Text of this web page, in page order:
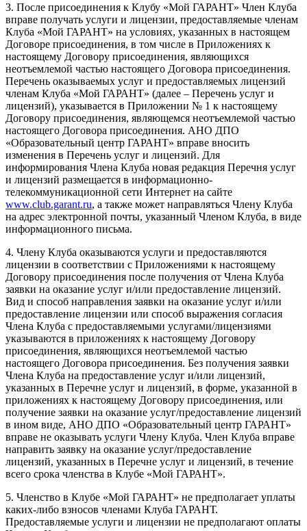
3. После присоединения к Клубу «Мой ГАРАНТ» Член Клуба
вправе получать услуги и лицензии, предоставляемые членам
Клуба «Мой ГАРАНТ» на условиях, указанных в настоящем
Договоре присоединения, в том числе в Приложениях к
настоящему Договору присоединения, являющихся
неотъемлемой частью настоящего Договора присоединения.
Перечень оказываемых услуг и предоставляемых лицензий
членам Клуба «Мой ГАРАНТ» (далее – Перечень услуг и
лицензий), указывается в Приложении № 1 к настоящему
Договору присоединения, являющемся неотъемлемой частью
настоящего Договора присоединения. АНО ДПО
«Образовательный центр ГАРАНТ» вправе вносить
изменения в Перечень услуг и лицензий. Для
информирования Члена Клуба новая редакция Перечня услуг
и лицензий размещается в информационно-
телекоммуникационной сети Интернет на сайте
www.club.garant.ru, а также может направляться Члену Клуба
на адрес электронной почты, указанный Членом Клуба, в виде
информационного письма.
4. Члену Клуба оказываются услуги и предоставляются
лицензии в соответствии с Приложениями к настоящему
Договору присоединения после получения от Члена Клуба
заявки на оказание услуг и/или предоставление лицензий.
Вид и способ направления заявки на оказание услуг и/или
предоставление лицензии или способ выражения согласия
Члена Клуба с предоставляемыми услугами/лицензиями
указываются в приложениях к настоящему Договору
присоединения, являющихся неотъемлемой частью
настоящего Договора присоединения. Без получения заявки
Члена Клуба на предоставление услуг и/или лицензий,
указанных в Перечне услуг и лицензий, в форме, указанной в
приложениях к настоящему Договору присоединения, или
получение заявки на оказание услуг/предоставление лицензий
в ином виде, АНО ДПО «Образовательный центр ГАРАНТ»
вправе не оказывать услуги Члену Клуба. Член Клуба вправе
направить заявку на оказание услуг/предоставление
лицензий, указанных в Перечне услуг и лицензий, в течение
всего срока членства в Клубе «Мой ГАРАНТ».
5. Членство в Клубе «Мой ГАРАНТ» не предполагает уплаты
каких-либо взносов членами Клуба ГАРАНТ.
Предоставляемые услуги и лицензии не предполагают оплаты